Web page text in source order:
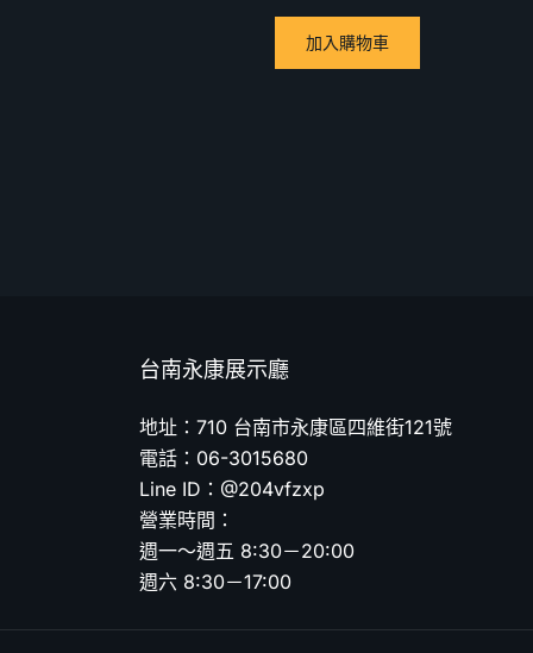
加入購物車
台南永康展示廳
地址：710 台南市永康區四維街121號
電話：06-3015680
Line ID：@204vfzxp
營業時間：
週一～週五 8:30－20:00
週六 8:30－17:00